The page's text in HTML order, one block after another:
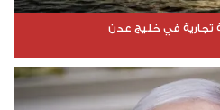
تجارية في خليج عدن